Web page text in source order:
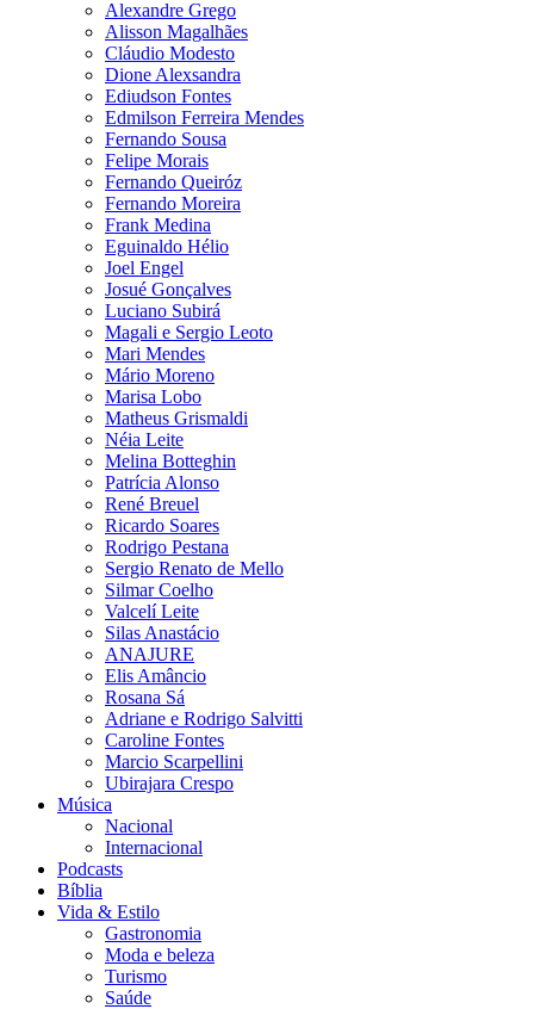
Alexandre Grego
Alisson Magalhães
Cláudio Modesto
Dione Alexsandra
Ediudson Fontes
Edmilson Ferreira Mendes
Fernando Sousa
Felipe Morais
Fernando Queiróz
Fernando Moreira
Frank Medina
Eguinaldo Hélio
Joel Engel
Josué Gonçalves
Luciano Subirá
Magali e Sergio Leoto
Mari Mendes
Mário Moreno
Marisa Lobo
Matheus Grismaldi
Néia Leite
Melina Botteghin
Patrícia Alonso
René Breuel
Ricardo Soares
Rodrigo Pestana
Sergio Renato de Mello
Silmar Coelho
Valcelí Leite
Silas Anastácio
ANAJURE
Elis Amâncio
Rosana Sá
Adriane e Rodrigo Salvitti
Caroline Fontes
Marcio Scarpellini
Ubirajara Crespo
Música
Nacional
Internacional
Podcasts
Bíblia
Vida & Estilo
Gastronomia
Moda e beleza
Turismo
Saúde